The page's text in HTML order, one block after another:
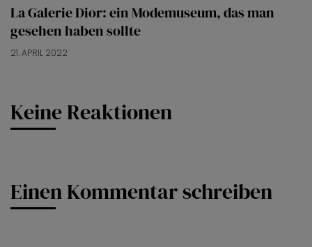
La Galerie Dior: ein Modemuseum, das man
gesehen haben sollte
21. APRIL 2022
Keine Reaktionen
Einen Kommentar schreiben